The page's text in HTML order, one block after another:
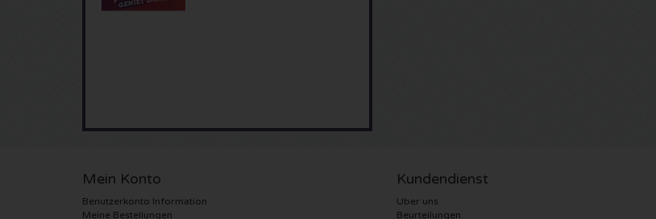
Mein Konto
Benutzerkonto Information
Meine Bestellungen
Kundendienst
Uber uns
Beurteilungen